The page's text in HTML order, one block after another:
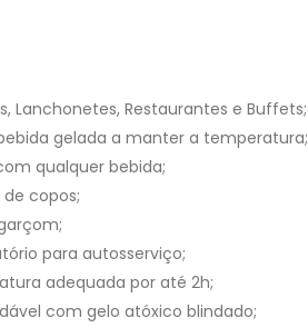
Lanchonetes, Restaurantes e Buffets;
gelada a manter a temperatura;
qualquer bebida;
copos;
para autosserviço;
adequada por até 2h;
com gelo atóxico blindado;